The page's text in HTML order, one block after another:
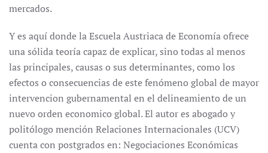
mercados.
Y es aquí donde la Escuela Austriaca de Economía ofrece
una sólida teoría capaz de explicar, sino todas al menos
las principales, causas o sus determinantes, como los
efectos o consecuencias de este fenómeno global de mayor
intervencion gubernamental en el delineamiento de un
nuevo orden economico global. El autor es abogado y
politólogo mención Relaciones Internacionales (UCV)
cuenta con postgrados en: Negociaciones Económicas